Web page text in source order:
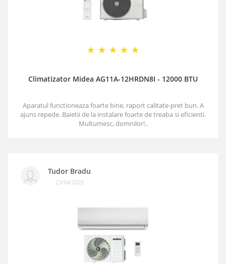
Climatizator Midea AG11A-12HRDN8I - 12000 BTU
Aparatul functioneaza foarte bine, raport calitate-pret bun. A
ajuns repede. Baietii de la instalare foarte de treaba si eficienti.
Multumesc, domnilor!..
Tudor Bradu
23/04/2025